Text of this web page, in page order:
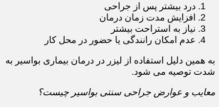
درد بیشتر پس از جراحی
افزایش مدت زمان درمان
نیاز به استراحت بیشتر
عدم امکان رانندگی یا حضور در محل کار
​​​​​​​به همین دلیل استفاده از لیزر در درمان بیماری بواسیر به
شدت توصیه می شود.
معایب و عوارض جراحی سنتی بواسیر چیست؟